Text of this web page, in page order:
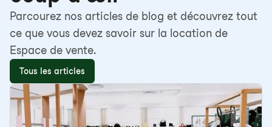
Parcourez nos articles de blog et découvrez tout
ce que vous devez savoir sur la location de
Espace de vente.
Tous les articles